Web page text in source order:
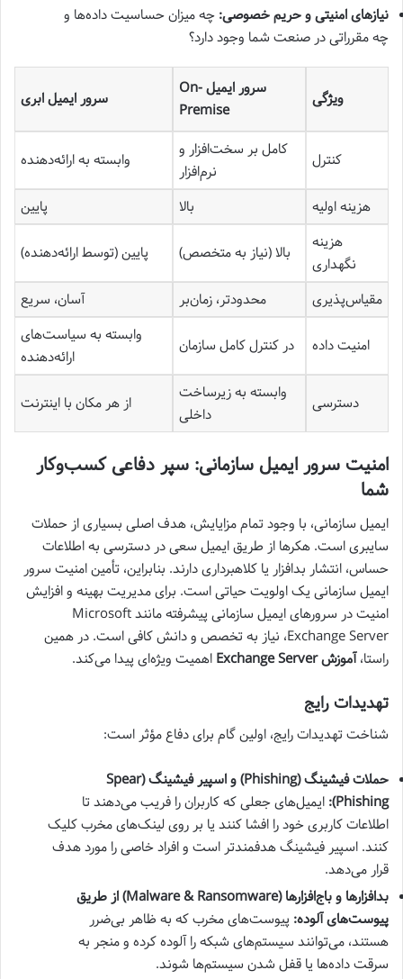
نیازهای امنیتی و حریم خصوصی: چه میزان حساسیت داده‌ها و
چه مقرراتی در صنعت شما وجود دارد؟
ویژگی
سرور ایمیل On-
Premise
سرور ایمیل ابری
کنترل
کامل بر سخت‌افزار و
نرم‌افزار
وابسته به ارائه‌دهنده
هزینه اولیه بالا
پایین
هزینه
نگهداری
بالا (نیاز به متخصص) پایین (توسط ارائه‌دهنده)
مقیاس‌پذیری محدودتر، زمان‌بر آسان، سریع
امنیت داده در کنترل کامل سازمان
وابسته به سیاست‌های
ارائه‌دهنده
دسترسی
وابسته به زیرساخت
داخلی
از هر مکان با اینترنت
امنیت سرور ایمیل سازمانی: سپر دفاعی کسب‌وکار
شما
ایمیل سازمانی، با وجود تمام مزایایش، هدف اصلی بسیاری از حملات
سایبری است. هکرها از طریق ایمیل سعی در دسترسی به اطلاعات
حساس، انتشار بدافزار یا کلاهبرداری دارند. بنابراین، تأمین امنیت سرور
ایمیل سازمانی یک اولویت حیاتی است. برای مدیریت بهینه و افزایش
امنیت در سرورهای ایمیل سازمانی پیشرفته مانند Microsoft
Exchange Server، نیاز به تخصص و دانش کافی است. در همین
راستا، آموزش Exchange Server اهمیت ویژه‌ای پیدا می‌کند.
تهدیدات رایج
شناخت تهدیدات رایج، اولین گام برای دفاع مؤثر است:
حملات فیشینگ (Phishing) و اسپیر فیشینگ (Spear
Phishing): ایمیل‌های جعلی که کاربران را فریب می‌دهند تا
اطلاعات کاربری خود را افشا کنند یا بر روی لینک‌های مخرب کلیک
کنند. اسپیر فیشینگ هدفمندتر است و افراد خاصی را مورد هدف
قرار می‌دهد.
بدافزارها و باج‌افزارها (Malware & Ransomware) از طریق
پیوست‌های آلوده: پیوست‌های مخرب که به ظاهر بی‌ضرر
هستند، می‌توانند سیستم‌های شبکه را آلوده کرده و منجر به
سرقت داده‌ها یا قفل شدن سیستم‌ها شوند.